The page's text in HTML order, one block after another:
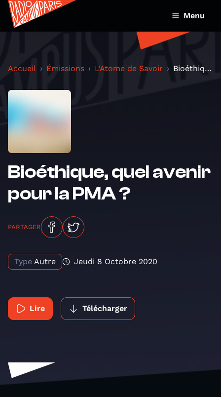
Menu
Accueil Émissions L'Atome de Savoir Bioéthique, quel avenir pour la PMA ?
Bioéthique, quel avenir
pour la PMA ?
PARTAGER
Type Autre Jeudi 8 Octobre 2020
Lire Télécharger